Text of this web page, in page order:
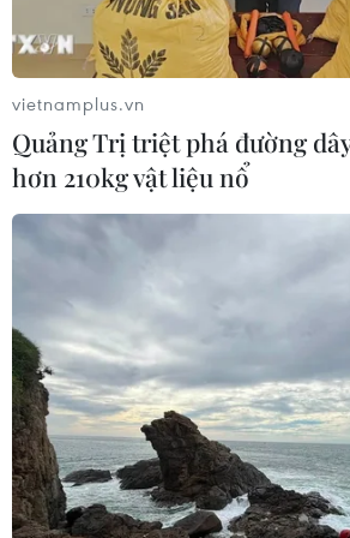
Tây Ninh: Tạo điều kiện hình thành
doanh nghiệp công nghệ chiến
Từ mở rộng số lượng đến nâng cao
chất lượng doanh nghiệp tư nhân ở
Tây Ninh
Alphabet cải tổ hàng ngũ lãnh đạo
giữa cuộc đua AGI
06/08/2026 04:22
vietnamplus.vn
Quảng Trị triệt phá đường
hơn 210kg vật liệu nổ